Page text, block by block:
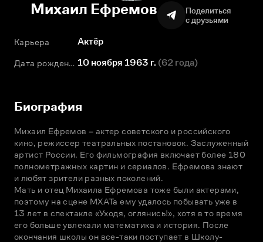
Михаил Ефремов
Поделиться
с друзьями
Карьера Актёр
Дата рождения 10 ноября 1963 г. (62 года)
Биография
Михаил Ефремов – актер советского и российского
кино, режиссер театральных постановок. Заслуженный
артист России. Его фильмография включает более 180
полнометражных картин и сериалов. Ефремова знают
и любят зрители разных поколений.
Мать и отец Михаила Ефремова тоже были актерами,
поэтому на сцене МХАТа ему удалось побывать уже в
13 лет в спектакле «Уходя, оглянись!», хотя в то время
его больше увлекали математика и история. После
окончания школы он все-таки поступает в Школу-